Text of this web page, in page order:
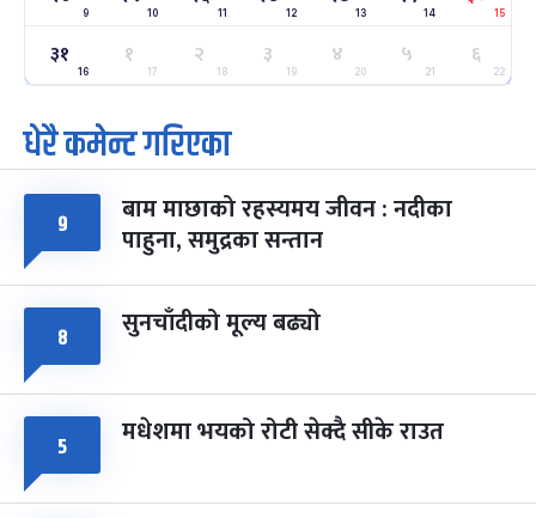
२५
मंगल
ग्याल्पो ल्होसार
फाल्गुन २५, २०८३ Mar 9, 2027
७ महिना बाँकी
७
आइत
पूर्णिमा व्रत
चैत्र ७, २०८३-Mar 21, 2027
८ फागुपूर्णिमा
चैत्र ८, २०८३-Mar 22, 2027
७ महिना बाँकी
9 10 11 12 13 14 15
३१
16
१
17
२
18
३
19
४
20
५
21
६
22
धेरै कमेन्ट गरिएका
९ बाम माछाको रहस्यमय जीवन : नदीका
पाहुना, समुद्रका सन्तान
८ सुनचाँदीको मूल्य बढ्यो
५ मधेशमा भयको रोटी सेक्दै सीके राउत